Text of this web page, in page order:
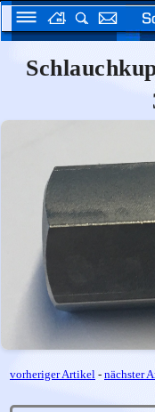
vorheriger Artikel - nächster